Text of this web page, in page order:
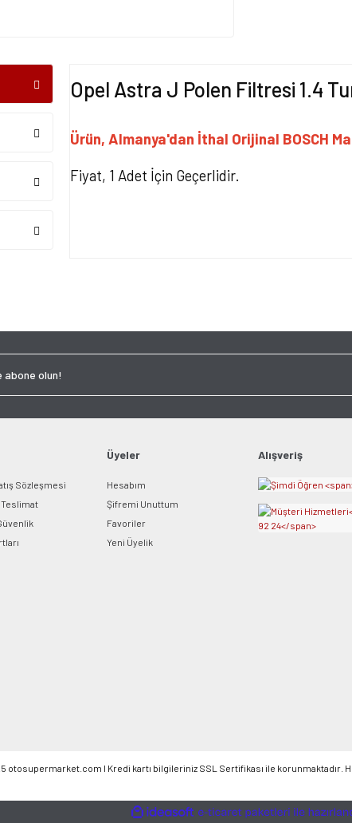
Opel Astra J Polen Filtresi 1.4
Ürün, Almanya'dan İthal Orijinal BOSCH
Fiyat, 1 Adet İçin Geçerlidir.
Ürün fiyatı diğer sitelerden daha pahalı.
Sözleşmesi
Teslimat
Üyeler
Hesabım
Şifremi Unuttum
Favoriler
Yeni Üyelik
Alışveriş
l Kredi kartı bilgileriniz SSL Sertifikası ile korunmaktadır.
ideasoft
e-